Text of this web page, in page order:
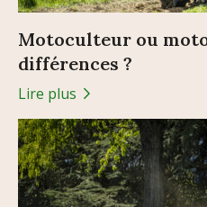
Motoculteur ou
différences ?
Lire plus